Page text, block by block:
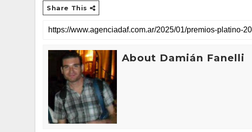
Share This
About Damián Fanelli